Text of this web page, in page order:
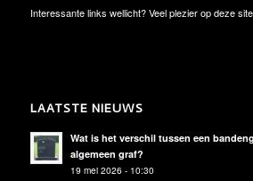
Interessante links wellicht? Veel plezier op deze
LAATSTE NIEUWS
Wat is het verschil tussen een
algemeen graf?
19 mei 2026 - 10:30